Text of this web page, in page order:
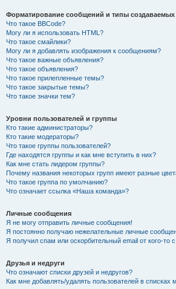
Форматирование сообщений и типы создаваемых
Что такое BBCode?
Могу ли я использовать HTML?
Что такое смайлики?
Могу ли я добавлять изображения к сообщениям?
Что такое важные объявления?
Что такое объявления?
Что такое прилепленные темы?
Что такое закрытые темы?
Что такое значки тем?
Уровни пользователей и группы
Кто такие администраторы?
Кто такие модераторы?
Что такое группы пользователей?
Где находятся группы и как мне вступить в них?
Как мне стать лидером группы?
Почему названия некоторых групп имеют разные
Что такое группа по умолчанию?
Что означает ссылка «Наша команда»?
Личные сообщения
Я не могу отправить личные сообщения!
Я постоянно получаю нежелательные личные
Я получил спам или оскорбительный email от кого-то
Друзья и недруги
Что означают списки друзей и недругов?
Как мне добавлять/удалять пользователей в списках